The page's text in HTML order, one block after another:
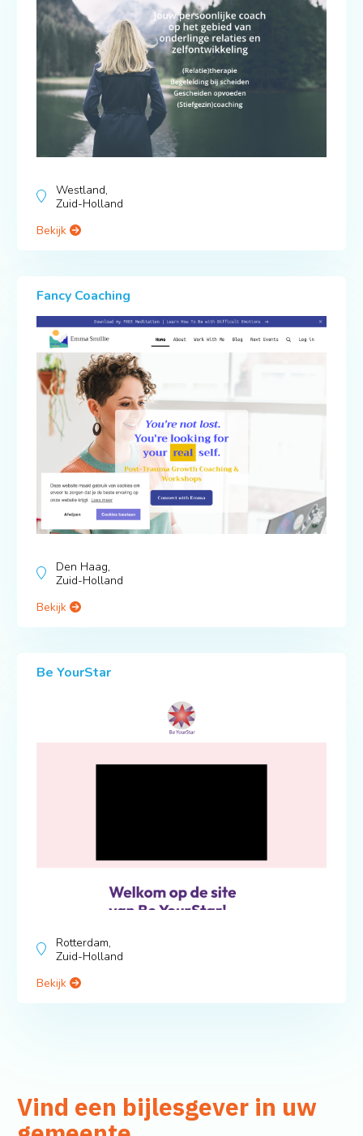
Westland,
Zuid-Holland
Bekijk
Fancy Coaching
Den Haag,
Zuid-Holland
Bekijk
Be YourStar
Rotterdam,
Zuid-Holland
Bekijk
Vind een bijlesgever in uw